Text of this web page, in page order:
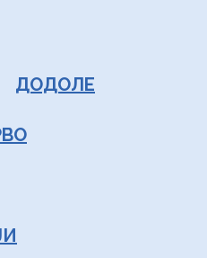
ДОДОЛЕ